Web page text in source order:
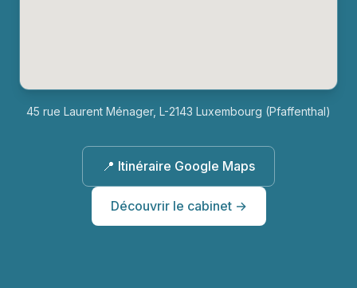
45 rue Laurent Ménager, L-2143 Luxembourg (Pfaffenthal)
📍 Itinéraire Google Maps
Découvrir le cabinet →